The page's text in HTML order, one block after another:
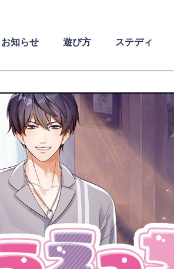
お知らせ 遊び方 ステディ